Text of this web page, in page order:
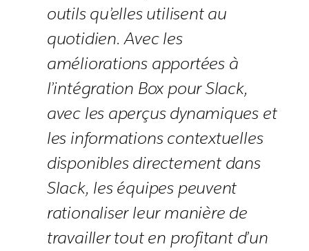
outils qu’elles utilisent au
quotidien. Avec les
améliorations apportées à
l’intégration Box pour Slack,
avec les aperçus dynamiques et
les informations contextuelles
disponibles directement dans
Slack, les équipes peuvent
rationaliser leur manière de
travailler tout en profitant d’un